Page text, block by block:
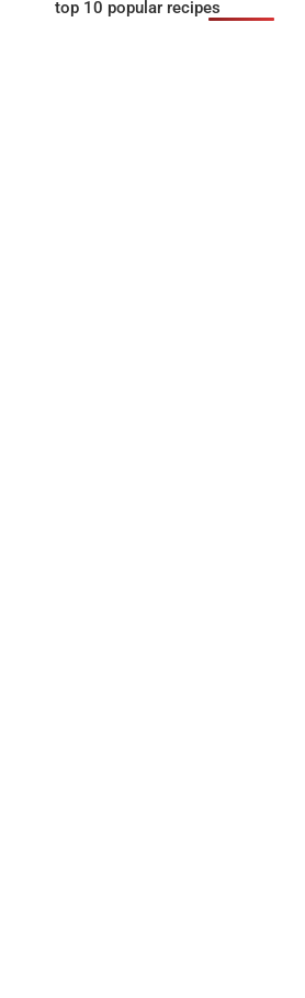
top 10 popular recipes